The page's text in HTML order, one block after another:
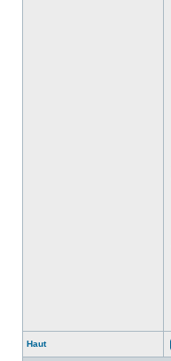
Haut